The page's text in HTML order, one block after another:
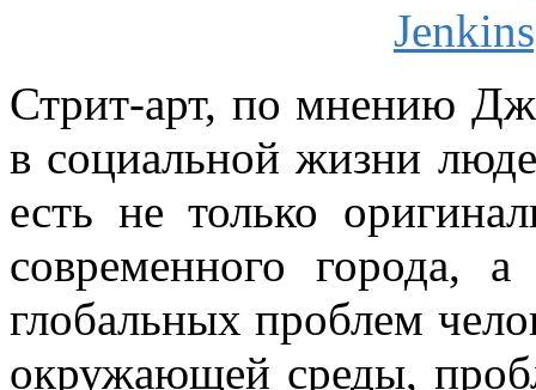
Стрит-арт, по мнению
в социальной жизни
есть не только
современного города,
глобальных проблем
окружающей среды,